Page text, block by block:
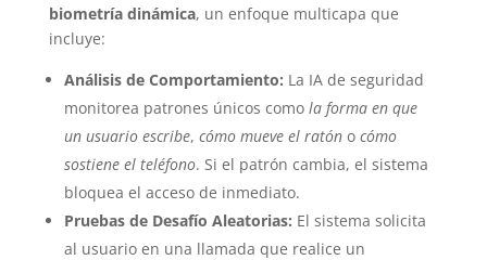
biometría dinámica, un enfoque multicapa que
incluye:
Análisis de Comportamiento: La IA de seguridad
monitorea patrones únicos como la forma en que
un usuario escribe, cómo mueve el ratóno cómo
sostiene el teléfono. Si el patrón cambia, el sistema
bloquea el acceso de inmediato.
Pruebas de Desafío Aleatorias: El sistema solicita
al usuario en una llamada que realice un